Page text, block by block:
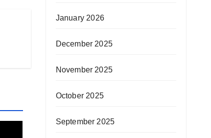
January 2026
December 2025
November 2025
October 2025
September 2025